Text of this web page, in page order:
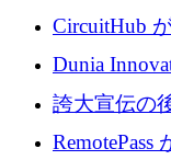
クチャ イン
プレシード
CircuitHub
子機器製造
Dunia
産業化する
リン
誇大宣伝の
クターはフ